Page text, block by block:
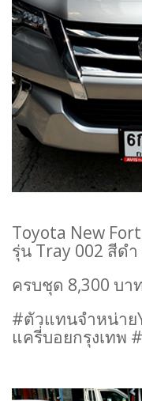
Toyota New
รุ่น Tray 002 สีด
ครบชุด 8,300 บา
#ตัวแทนจำหน่าย
แครี่บอยกรุงเทพ